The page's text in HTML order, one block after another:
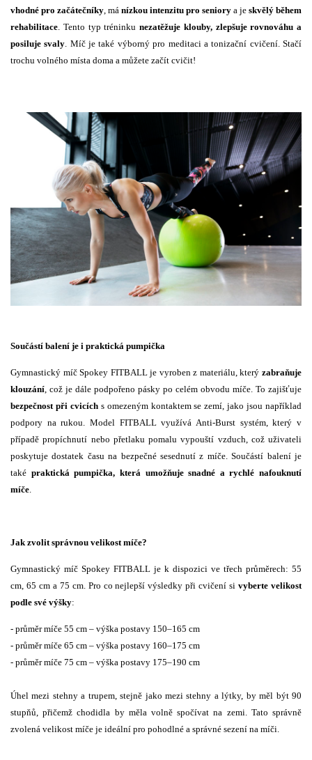
vhodné pro začátečníky , má nízkou intenzitu pro seniory a je skvělý během
rehabilitace . Tento typ tréninku nezatěžuje klouby, zlepšuje rovnováhu a
posiluje svaly . Míč je také výborný pro meditaci a tonizační cvičení. Stačí
trochu volného místa doma a můžete začít cvičit!
Součástí balení je i praktická pumpička
Gymnastický míč Spokey FITBALL je vyroben z materiálu, který zabraňuje
klouzání, což je dále podpořeno pásky po celém obvodu míče. To zajišťuje
bezpečnost při cvicíchs omezeným kontaktem se zemí, jako jsou například
podpory na rukou. Model FITBALL využívá Anti-Burst systém, který v
případě propíchnutí nebo přetlaku pomalu vypouští vzduch, což uživateli
poskytuje dostatek času na bezpečné sesednutí z míče. Součástí balení je
také praktická pumpička, která umožňuje snadné a rychlé nafouknutí
míče.
Jak zvolit správnou velikost míče?
Gymnastický míč Spokey FITBALL je k dispozici ve třech průměrech: 55
cm, 65 cm a 75 cm. Pro co nejlepší výsledky při cvičení sivyberte velikost
podle své výšky:
- průměr míče 55 cm – výška postavy 150–165 cm
- průměr míče 65 cm – výška postavy 160–175 cm
- průměr míče 75 cm – výška postavy 175–190 cm
Úhel mezi stehny a trupem, stejně jako mezi stehny a lýtky, by měl být 90
stupňů, přičemž chodidla by měla volně spočívat na zemi. Tato správně
zvolená velikost míče je ideální pro pohodlné a správné sezení na míči.